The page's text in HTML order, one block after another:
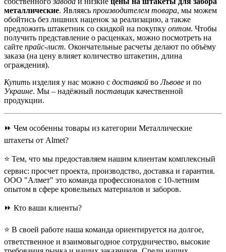
металлические. Являясь производителем товара, мы можем
обойтись без лишних наценок за реализацию, а также
предложить штакетник со скидкой на покупку оптом. Чтобы
получить представление о расценках, можно посмотреть на
сайте прайс-лист. Окончательные расчеты делают по объёму
заказа (на цену влияет количество штакетин, длина
ограждения).
Купить изделия у нас можно с доставкой воЛьвове и по
Украине. Мы – надёжный поставщиккачественной
продукции.
⏩ Чем особенны товары из категории Металлические
штахеты от Almet?
⭐ Тем, что мы предоставляем нашим клиентам комплексный
сервис: просчет проекта, производство, доставка и гарантия.
ООО "Алмет" это команда профессионалов с 10-летним
опытом в сфере кровельных материалов и заборов.
⏩ Кто ваши клиенты?
⭐ В своей работе наша команда ориентируется на долгое,
ответственное и взаимовыгодное сотрудничество, высокие